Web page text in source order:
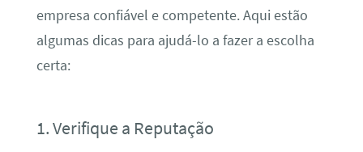
empresa confiável e competente. Aqui estão
algumas dicas para ajudá-lo a fazer a escolha
certa:
1. Verifique a Reputação